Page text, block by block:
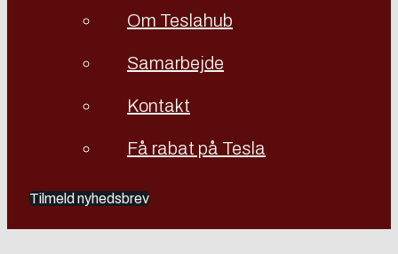
Om Teslahub
Samarbejde
Kontakt
Få rabat på Tesla
Tilmeld nyhedsbrev